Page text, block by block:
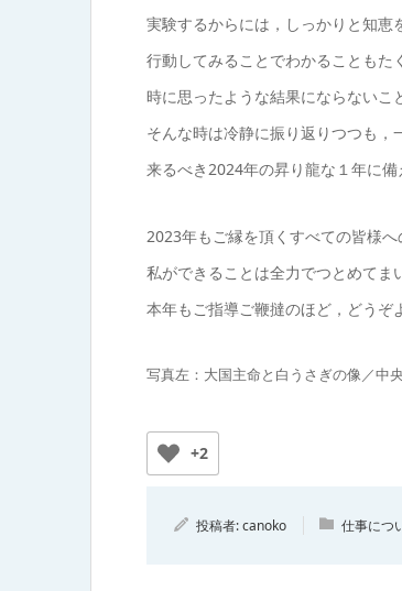
実験するからには，しっかりと知恵
行動してみることでわかることもた
時に思ったような結果にならないこ
そんな時は冷静に振り返りつつも，
来るべき2024年の昇り龍な１年に備
2023年もご縁を頂くすべての皆様
私ができることは全力でつとめてま
本年もご指導ご鞭撻のほど，どうぞ
写真左：大国主命と白うさぎの像／中
+2
投稿者:canoko 仕事につ